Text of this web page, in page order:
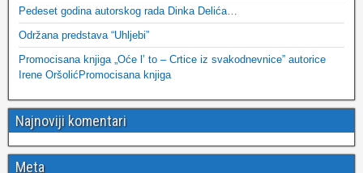
Pedeset godina autorskog rada Dinka Delića…
Održana predstava “Uhljebi”
Promocisana knjiga „Oće l’ to – Crtice iz svakodnevnice” autorice
Irene OršolićPromocisana knjiga
Najnoviji komentari
Meta